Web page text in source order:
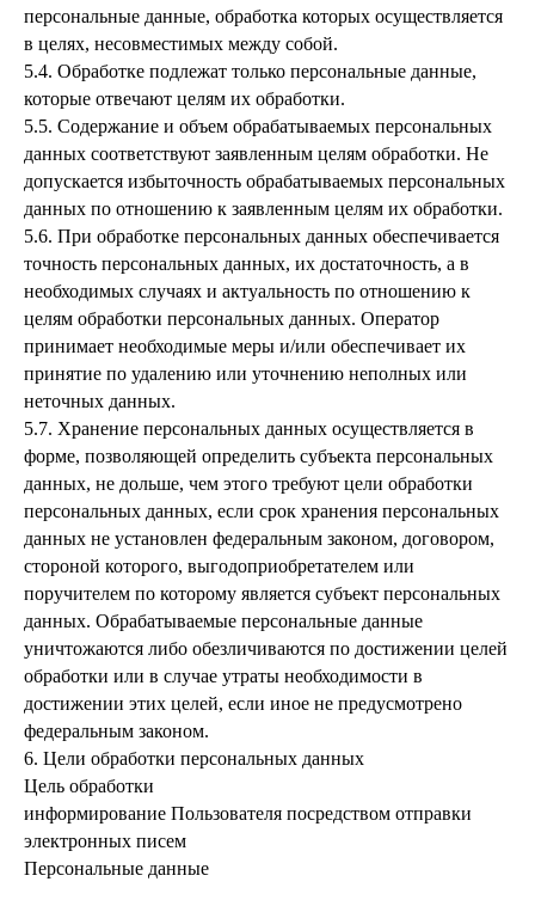
персональные данные, обработка которых осуществляется
в целях, несовместимых между собой.
5.4. Обработке подлежат только персональные данные,
которые отвечают целям их обработки.
5.5. Содержание и объем обрабатываемых персональных
данных соответствуют заявленным целям обработки. Не
допускается избыточность обрабатываемых персональных
данных по отношению к заявленным целям их обработки.
5.6. При обработке персональных данных обеспечивается
точность персональных данных, их достаточность, а в
необходимых случаях и актуальность по отношению к
целям обработки персональных данных. Оператор
принимает необходимые меры и/или обеспечивает их
принятие по удалению или уточнению неполных или
неточных данных.
5.7. Хранение персональных данных осуществляется в
форме, позволяющей определить субъекта персональных
данных, не дольше, чем этого требуют цели обработки
персональных данных, если срок хранения персональных
данных не установлен федеральным законом, договором,
стороной которого, выгодоприобретателем или
поручителем по которому является субъект персональных
данных. Обрабатываемые персональные данные
уничтожаются либо обезличиваются по достижении целей
обработки или в случае утраты необходимости в
достижении этих целей, если иное не предусмотрено
федеральным законом.
6. Цели обработки персональных данных
Цель обработки
информирование Пользователя посредством отправки
электронных писем
Персональные данные